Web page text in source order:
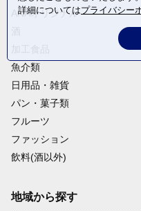
ANAオリジナル
魚介類
日用品・雑貨
パン・菓子類
フルーツ
ファッション
飲料(酒以外)
地域から探す
詳細についてはプライバシー